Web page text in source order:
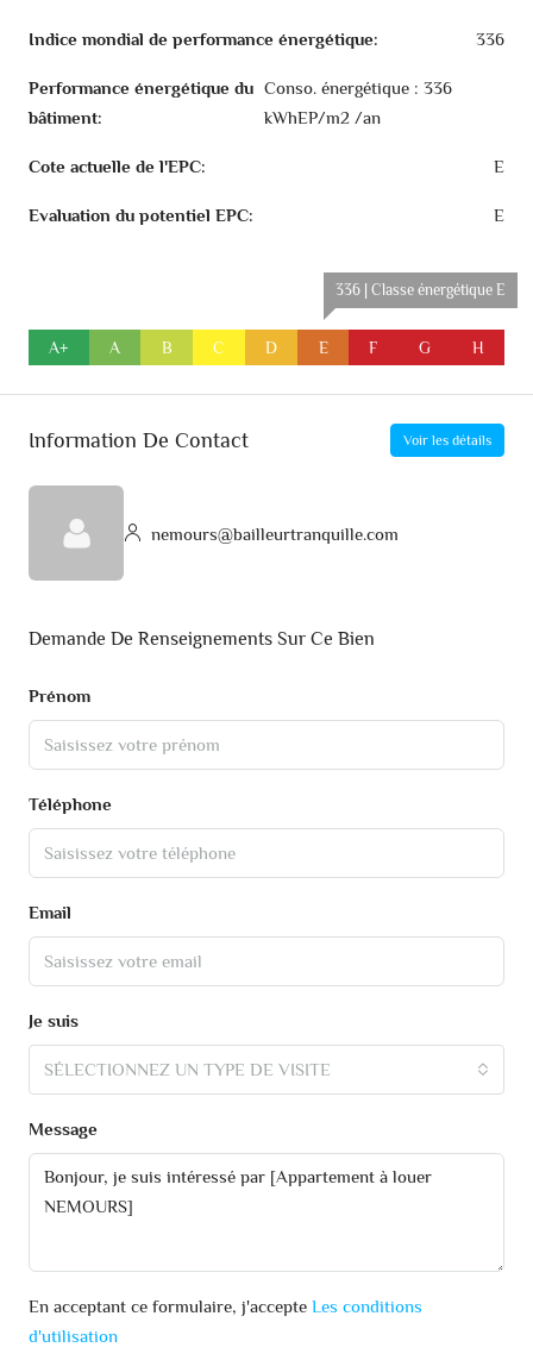
Indice mondial de performance énergétique: 336
Performance énergétique du
bâtiment:
Conso. énergétique : 336
kWhEP/m2 /an
Cote actuelle de l'EPC: E
Evaluation du potentiel EPC: E
A+ A B C D
336 | Classe énergétique E
E F G H
Information De Contact Voir les détails
nemours@bailleurtranquille.com
Demande De Renseignements Sur Ce Bien
Prénom
Téléphone
Email
Je suis
SÉLECTIONNEZ UN TYPE DE VISITE
Message
En acceptant ce formulaire, j'accepte Les conditions
d'utilisation